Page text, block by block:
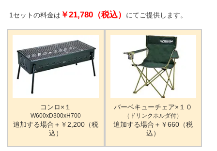
1セットの料金は ￥21,780（税込） にてご提供します。
コンロ×１
W600xD300xH700
追加する場合＋￥2,200（税
込）
バーベキューチェア×１０
（ドリンクホルダ付）
追加する場合＋￥660（税
込）